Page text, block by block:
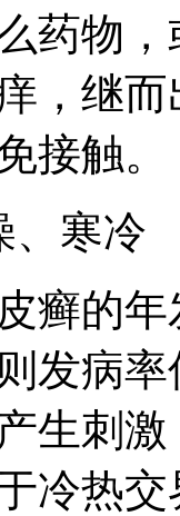
药物
，继
接触。
、寒冷
癣的
发病
生刺
冷热